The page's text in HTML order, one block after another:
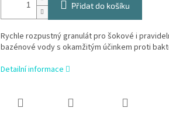
Přidat do košíku
Rychle rozpustný granulát pro šokové i
bazénové vody s okamžitým účinkem proti
Detailní informace